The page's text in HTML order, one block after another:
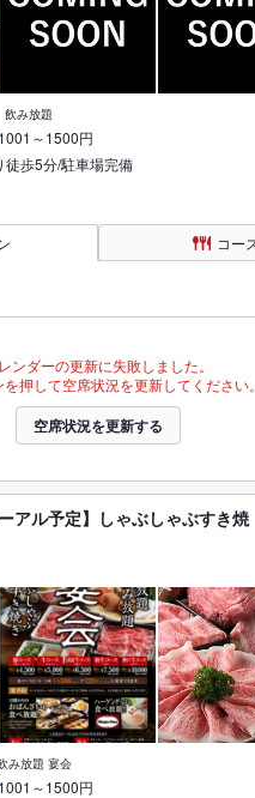
飲み放題
1001～1500円
徒歩5分/駐車場完備
コー
ンダーの更新に失敗しました。
押して空席状況を更新してください。
空席状況を更新する
アル予定】しゃぶしゃぶすき
み放題 宴会
1001～1500円